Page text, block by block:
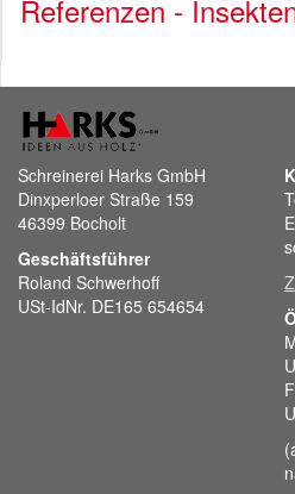
Referenzen -
Schreinerei Harks GmbH
Dinxperloer Straße 159
46399 Bocholt
Geschäftsführer
Roland Schwerhoff
USt-IdNr. DE165 654654